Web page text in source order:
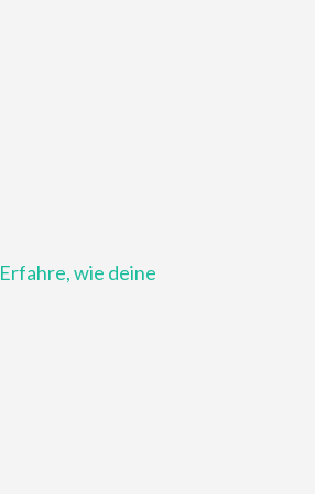
Erfahre, wie deine